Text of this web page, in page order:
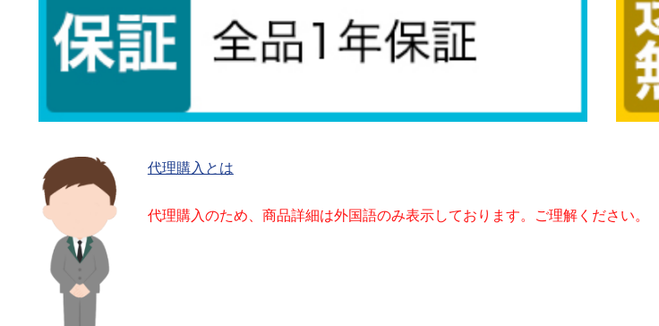
代理購入とは
代理購入のため、商品詳細は外国語のみ表示しております。ご理解ください。